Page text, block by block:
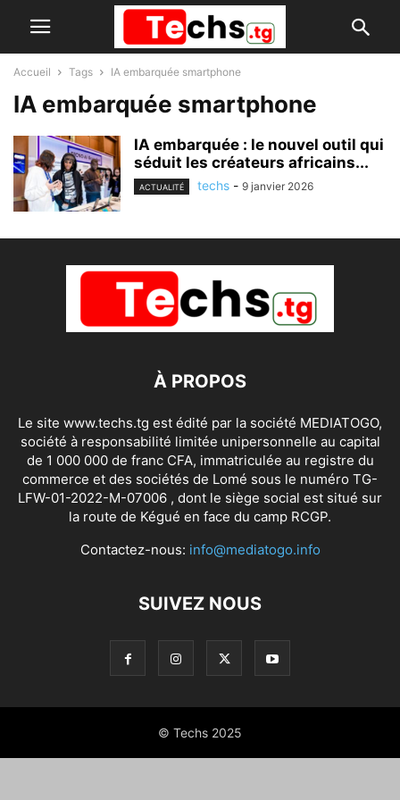
Accueil Tags IA embarquée smartphone
IA embarquée smartphone
IA embarquée : le nouvel outil qui
séduit les créateurs africains...
ACTUALITÉ techs - 9 janvier 2026
À PROPOS
Le site www.techs.tg est édité par la société MEDIATOGO,
société à responsabilité limitée unipersonnelle au capital
de 1 000 000 de franc CFA, immatriculée au registre du
commerce et des sociétés de Lomé sous le numéro TG-
LFW-01-2022-M-07006 , dont le siège social est situé sur
la route de Kégué en face du camp RCGP.
Contactez-nous: info@mediatogo.info
SUIVEZ NOUS
© Techs 2025